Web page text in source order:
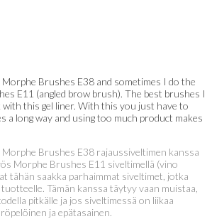
Brushes E38 and sometimes I do the
E11 (angled brow brush). The best brushes I
this gel liner. With this you just have to
a long way and using too much product makes
Brushes E38 rajaussiveltimen kanssa
Morphe Brushes E11 siveltimellä (vino
tähän saakka parhaimmat siveltimet, jotka
Tämän kanssa täytyy vaan muistaa,
pitkälle ja jos siveltimessä on liikaa
ja epätasainen.